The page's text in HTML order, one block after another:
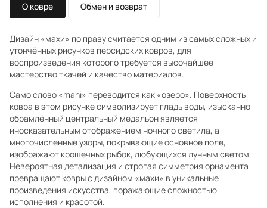
О ковре Обмен и возврат
Дизайн «махи» по праву считается одним из самых сложных и
утончённых рисунков персидских ковров, для
воспроизведения которого требуется высочайшее
мастерство ткачей и качество материалов.
Само слово «mahi» переводится как «озеро». Поверхность
ковра в этом рисунке символизирует гладь воды, изысканно
обрамлённый центральный медальон является
иносказательным отображением ночного светила, а
многочисленные узоры, покрывающие основное поле,
изображают крошечных рыбок, любующихся лунным светом.
Невероятная детализация и строгая симметрия орнамента
превращают ковры с дизайном «махи» в уникальные
произведения искусства, поражающие сложностью
исполнения и красотой.